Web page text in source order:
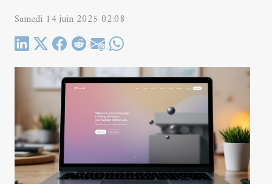
Samedi 14 juin 2025 02:08